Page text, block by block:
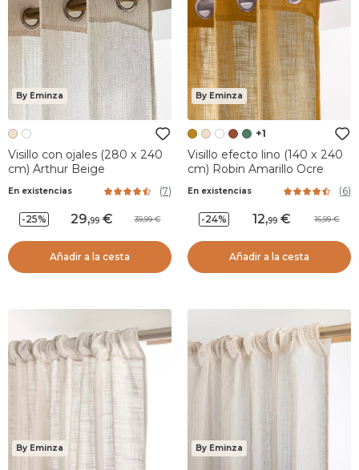
By Eminza
Visillo con ojales (280 x 240
cm) Arthur Beige
En existencias (7)
-25% 29,99 39,99
Añadir a la cesta
By Eminza
+1
Visillo efecto lino (140 x 240
cm) Robin Amarillo Ocre
En existencias (6)
-24% 12,99 16,99
Añadir a la cesta
By Eminza By Eminza